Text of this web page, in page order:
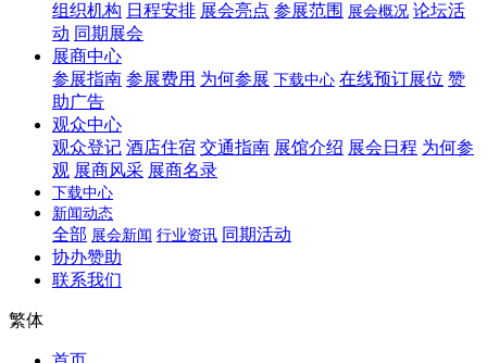
组织机构 日程安排 展会亮点 参展范围 展会概况 论坛活
动 同期展会
展商中心
参展指南 参展费用 为何参展 下载中心 在线预订展位 赞
助广告
观众中心
观众登记 酒店住宿 交通指南 展馆介绍 展会日程 为何参
观 展商风采 展商名录
下载中心
新闻动态
全部 展会新闻 行业资讯 同期活动
协办赞助
联系我们
繁体